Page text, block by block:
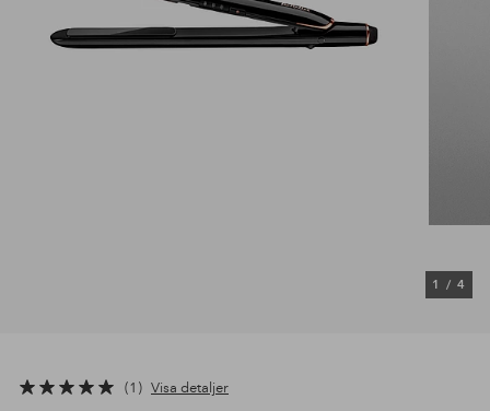
1 / 4
1 Visa detaljer